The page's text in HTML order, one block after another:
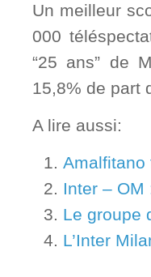
Un meilleur
000
“25 ans” de
15,8% de part
A lire aussi:
Amalfitano
Inter – OM
Le groupe
L’Inter